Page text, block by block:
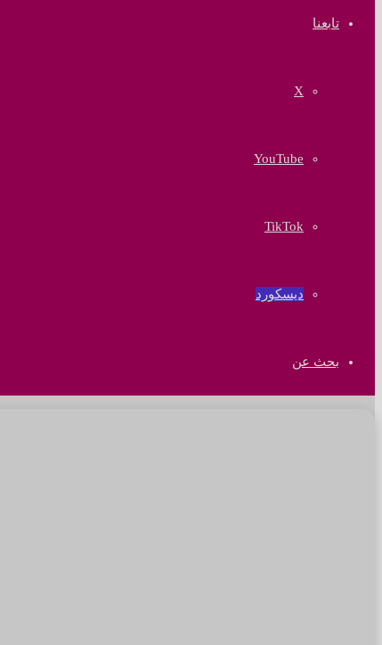
تابعنا
‫X
‫YouTube
‫TikTok
ديسكورد
بحث عن